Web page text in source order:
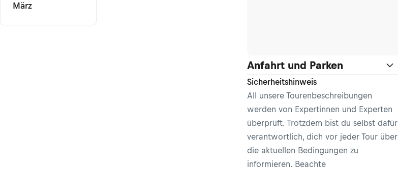
März
Anfahrt und Parken
Sicherheitshinweis
All unsere Tourenbeschreibungen
werden von Expertinnen und Experten
überprüft. Trotzdem bist du selbst dafür
verantwortlich, dich vor jeder Tour über
die aktuellen Bedingungen zu
informieren. Beachte